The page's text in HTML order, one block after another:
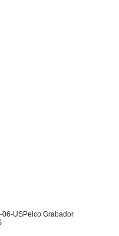
06-USPelco Grabador